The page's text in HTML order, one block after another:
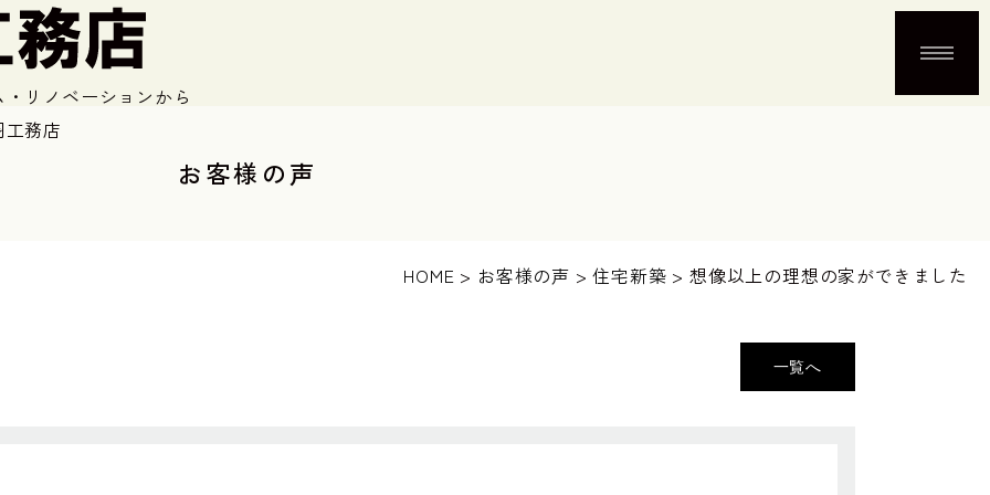
リノベーションから
務店
お客様の声
HOME > お客様の声 >住宅新築 > 想像以上の理想の家ができました
一覧へ